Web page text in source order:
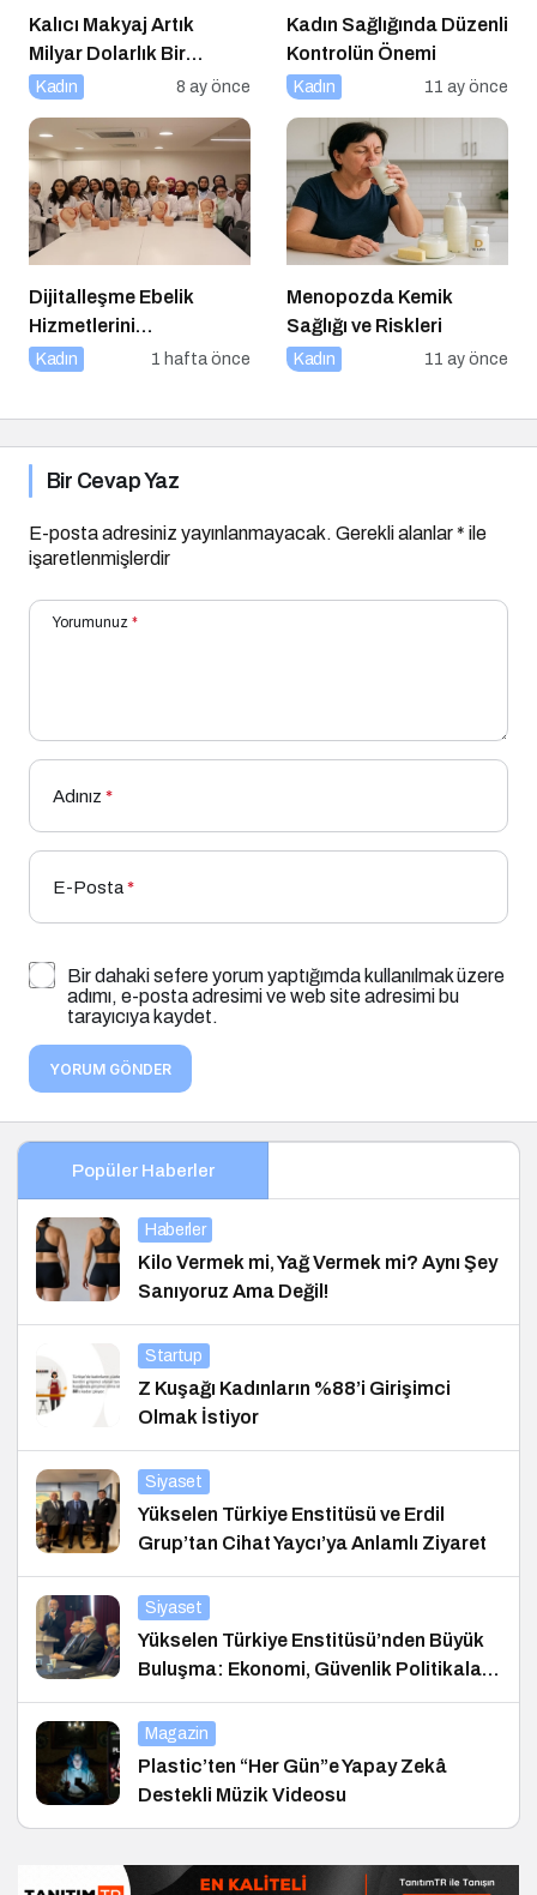
Kalıcı Makyaj Artık
Milyar Dolarlık Bir
Endüstri
Kadın 8 ay önce
Kadın Sağlığında Düzenli
Kontrolün Önemi
Kadın 11 ay önce
Dijitalleşme Ebelik
Hizmetlerini
Dönüştürüyor
Kadın 1 hafta önce
Menopozda Kemik
Sağlığı ve Riskleri
Kadın 11 ay önce
Bir Cevap Yaz
E-posta adresiniz yayınlanmayacak. Gerekli alanlar* ile
işaretlenmişlerdir
Yorumunuz *
Adınız *
E-Posta*
Bir dahaki sefere yorum yaptığımda kullanılmak üzere
adımı, e-posta adresimi ve web site adresimi bu
tarayıcıya kaydet.
YORUM GÖNDER
Popüler Haberler
Haberler
Kilo Vermek mi, Yağ Vermek mi? Aynı Şey
Sanıyoruz Ama Değil!
Startup
Z Kuşağı Kadınların %88’i Girişimci
Olmak İstiyor
Siyaset
Yükselen Türkiye Enstitüsü ve Erdil
Grup’tan Cihat Yaycı’ya Anlamlı Ziyaret
Siyaset
Yükselen Türkiye Enstitüsü’nden Büyük
Buluşma: Ekonomi, Güvenlik Politikaları
ve Hukuk Konferansı
Magazin
Plastic’ten “Her Gün”e Yapay Zekâ
Destekli Müzik Videosu